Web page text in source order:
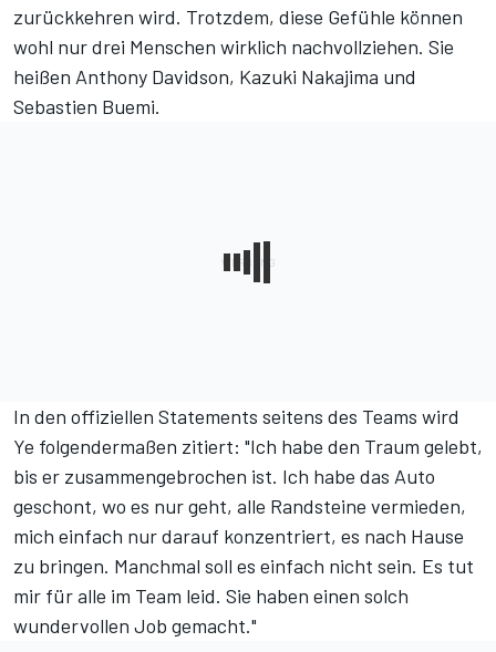
zurückkehren wird. Trotzdem, diese Gefühle können
wohl nur drei Menschen wirklich nachvollziehen. Sie
heißen Anthony Davidson, Kazuki Nakajima und
Sebastien Buemi.
In den offiziellen Statements seitens des Teams wird
Ye folgendermaßen zitiert: "Ich habe den Traum gelebt,
bis er zusammengebrochen ist. Ich habe das Auto
geschont, wo es nur geht, alle Randsteine vermieden,
mich einfach nur darauf konzentriert, es nach Hause
zu bringen. Manchmal soll es einfach nicht sein. Es tut
mir für alle im Team leid. Sie haben einen solch
wundervollen Job gemacht."